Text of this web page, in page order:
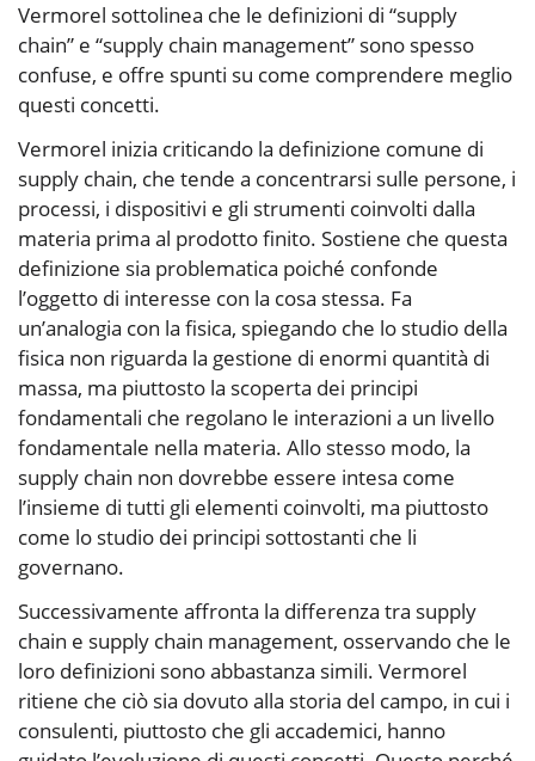
Vermorel sottolinea che le definizioni di “supply
chain” e “supply chain management” sono spesso
confuse, e offre spunti su come comprendere meglio
questi concetti.
Vermorel inizia criticando la definizione comune di
supply chain, che tende a concentrarsi sulle persone, i
processi, i dispositivi e gli strumenti coinvolti dalla
materia prima al prodotto finito. Sostiene che questa
definizione sia problematica poiché confonde
l’oggetto di interesse con la cosa stessa. Fa
un’analogia con la fisica, spiegando che lo studio della
fisica non riguarda la gestione di enormi quantità di
massa, ma piuttosto la scoperta dei principi
fondamentali che regolano le interazioni a un livello
fondamentale nella materia. Allo stesso modo, la
supply chain non dovrebbe essere intesa come
l’insieme di tutti gli elementi coinvolti, ma piuttosto
come lo studio dei principi sottostanti che li
governano.
Successivamente affronta la differenza tra supply
chain e supply chain management, osservando che le
loro definizioni sono abbastanza simili. Vermorel
ritiene che ciò sia dovuto alla storia del campo, in cui i
consulenti, piuttosto che gli accademici, hanno